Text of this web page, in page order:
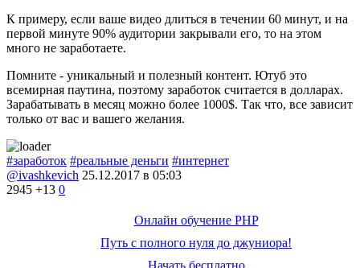
К примеру, если ваше видео длиться в течении 60 минут, и на
первой минуте 90% аудитории закрывали его, то на этом
много не заработаете.
Помните - уникальный и полезный контент. Ютуб это
всемирная паутина, поэтому заработок считается в долларах.
Зарабатывать в месяц можно более 1000$. Так что, все зависит
только от вас и вашего желания.
#заработок #реальные деньги #интернет
@ivashkevich 25.12.2017 в 05:03
2945 +13 0
Онлайн обучение PHP
Путь с полного нуля до джуниора!